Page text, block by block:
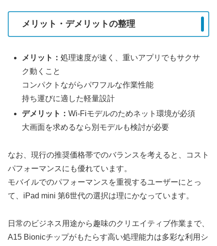
メリット・デメリットの整理
メリット：処理速度が速く、重いアプリでもサクサ
ク動くこと
コンパクトながらパワフルな作業性能
持ち運びに適した軽量設計
デメリット：Wi-Fiモデルのためネット環境が必須
大画面を求めるなら別モデルも検討が必要
なお、現行の推奨価格帯でのバランスを考えると、コスト
パフォーマンスにも優れています。
モバイルでのパフォーマンスを重視するユーザーにとっ
て、iPad mini 第6世代の選択は理にかなっています。
日常のビジネス用途から趣味のクリエイティブ作業まで、
A15 Bionicチップがもたらす高い処理能力は多彩な利用シ